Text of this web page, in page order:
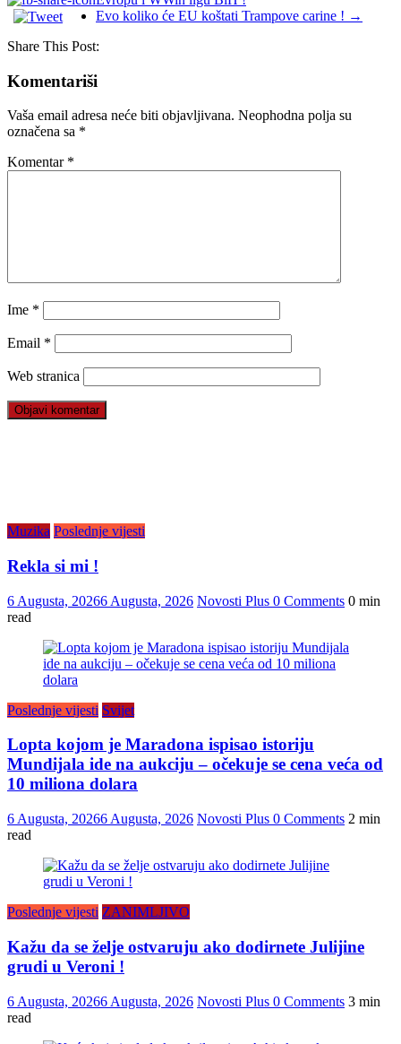
Evo koliko će EU koštati Trampove carine ! →
Share This Post:
Komentariši
Vaša email adresa neće biti objavljivana. Neophodna polja su
označena sa *
Komentar *
Ime *
Email *
Web stranica
Muzika Poslednje vijesti
Rekla si mi !
6 Augusta, 20266 Augusta, 2026 Novosti Plus 0 Comments 0 min
read
Poslednje vijesti Svijet
Lopta kojom je Maradona ispisao istoriju
Mundijala ide na aukciju – očekuje se cena veća od
10 miliona dolara
6 Augusta, 20266 Augusta, 2026 Novosti Plus 0 Comments 2 min
read
Poslednje vijesti ZANIMLJIVO
Kažu da se želje ostvaruju ako dodirnete Julijine
grudi u Veroni !
6 Augusta, 20266 Augusta, 2026 Novosti Plus 0 Comments 3 min
read